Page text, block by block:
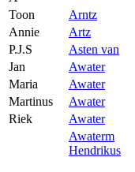
Toon
Arntz
Annie
Artz
P.J.S
Asten van
Jan
Awater
Maria
Awater
Martinus
Awater
Riek
Awater
Awaterm
Hendrikus